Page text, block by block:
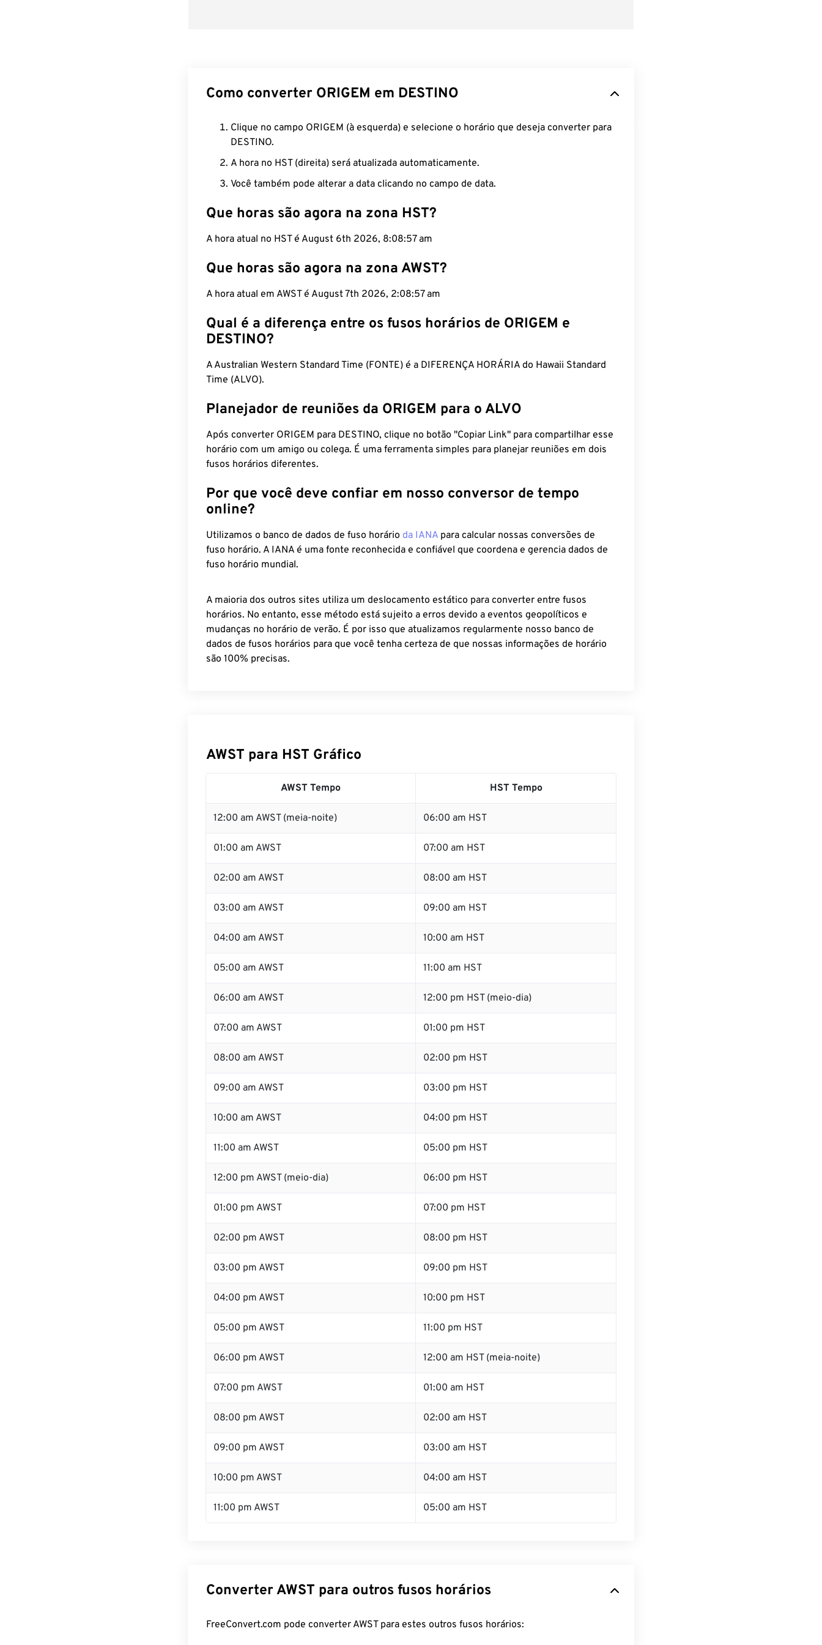
Como converter ORIGEM em DESTINO
Clique no campo ORIGEM (à esquerda) e selecione o horário que deseja converter para
DESTINO.
A hora no HST (direita) será atualizada automaticamente.
Você também pode alterar a data clicando no campo de data.
Que horas são agora na zona HST?
A hora atual no HST é August 6th 2026, 8:08:58 am
Que horas são agora na zona AWST?
A hora atual em AWST é August 7th 2026, 2:08:58 am
Qual é a diferença entre os fusos horários de ORIGEM e
DESTINO?
A Australian Western Standard Time (FONTE) é a DIFERENÇA HORÁRIA do Hawaii Standard
Time (ALVO).
Planejador de reuniões da ORIGEM para o ALVO
Após converter ORIGEM para DESTINO, clique no botão "Copiar Link" para compartilhar esse
horário com um amigo ou colega. É uma ferramenta simples para planejar reuniões em dois
fusos horários diferentes.
Por que você deve confiar em nosso conversor de tempo
online?
Utilizamos o banco de dados de fuso horário da IANA para calcular nossas conversões de
fuso horário. A IANA é uma fonte reconhecida e confiável que coordena e gerencia dados de
fuso horário mundial.
A maioria dos outros sites utiliza um deslocamento estático para converter entre fusos
horários. No entanto, esse método está sujeito a erros devido a eventos geopolíticos e
mudanças no horário de verão. É por isso que atualizamos regularmente nosso banco de
dados de fusos horários para que você tenha certeza de que nossas informações de horário
são 100% precisas.
AWST para HST Gráfico
AWST Tempo HST Tempo
12:00 am AWST (meia-noite) 06:00 am HST
01:00 am AWST 07:00 am HST
02:00 am AWST 08:00 am HST
03:00 am AWST 09:00 am HST
04:00 am AWST 10:00 am HST
05:00 am AWST 11:00 am HST
06:00 am AWST 12:00 pm HST (meio-dia)
07:00 am AWST 01:00 pm HST
08:00 am AWST 02:00 pm HST
09:00 am AWST 03:00 pm HST
10:00 am AWST 04:00 pm HST
11:00 am AWST 05:00 pm HST
12:00 pm AWST (meio-dia) 06:00 pm HST
01:00 pm AWST 07:00 pm HST
02:00 pm AWST 08:00 pm HST
03:00 pm AWST 09:00 pm HST
04:00 pm AWST 10:00 pm HST
05:00 pm AWST 11:00 pm HST
06:00 pm AWST 12:00 am HST (meia-noite)
07:00 pm AWST 01:00 am HST
08:00 pm AWST 02:00 am HST
09:00 pm AWST 03:00 am HST
10:00 pm AWST 04:00 am HST
11:00 pm AWST 05:00 am HST
Converter AWST para outros fusos horários
FreeConvert.com pode converter AWST para estes outros fusos horários: